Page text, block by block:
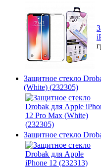
Защитное стекло
(White) (232305)
Защитное стекло